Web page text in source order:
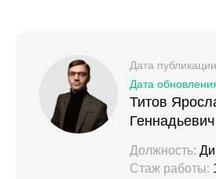
Дата
Дата
Титов
Геннадьевич
Должность:
Стаж работы: